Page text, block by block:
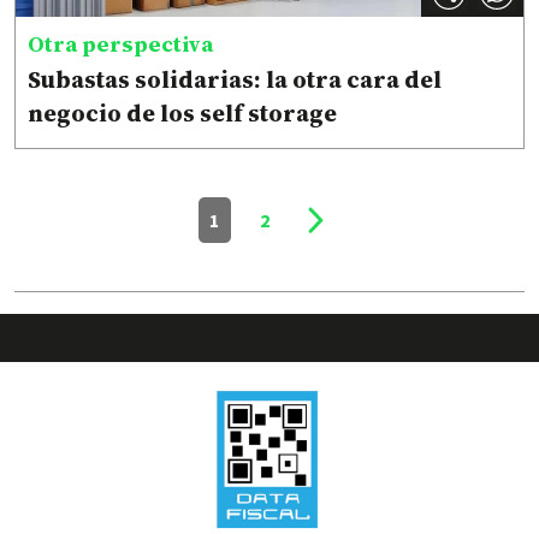
Otra perspectiva
Subastas solidarias: la otra cara del
negocio de los self storage
1 2